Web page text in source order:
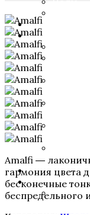
О нас
Проекты
Фотоотчеты
Новости
Октябрь
Amalfi ―
гармония цвета
бесконечные
беспредельного